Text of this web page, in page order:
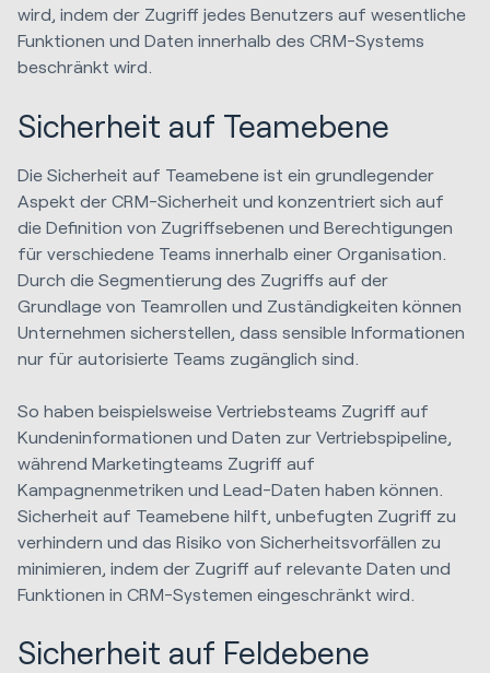
wird, indem der Zugriff jedes Benutzers auf wesentliche
Funktionen und Daten innerhalb des CRM-Systems
beschränkt wird.
Sicherheit auf Teamebene
Die Sicherheit auf Teamebene ist ein grundlegender
Aspekt der CRM-Sicherheit und konzentriert sich auf
die Definition von Zugriffsebenen und Berechtigungen
für verschiedene Teams innerhalb einer Organisation.
Durch die Segmentierung des Zugriffs auf der
Grundlage von Teamrollen und Zuständigkeiten können
Unternehmen sicherstellen, dass sensible Informationen
nur für autorisierte Teams zugänglich sind.
So haben beispielsweise Vertriebsteams Zugriff auf
Kundeninformationen und Daten zur Vertriebspipeline,
während Marketingteams Zugriff auf
Kampagnenmetriken und Lead-Daten haben können.
Sicherheit auf Teamebene hilft, unbefugten Zugriff zu
verhindern und das Risiko von Sicherheitsvorfällen zu
minimieren, indem der Zugriff auf relevante Daten und
Funktionen in CRM-Systemen eingeschränkt wird
Sicherheit auf Feldebene